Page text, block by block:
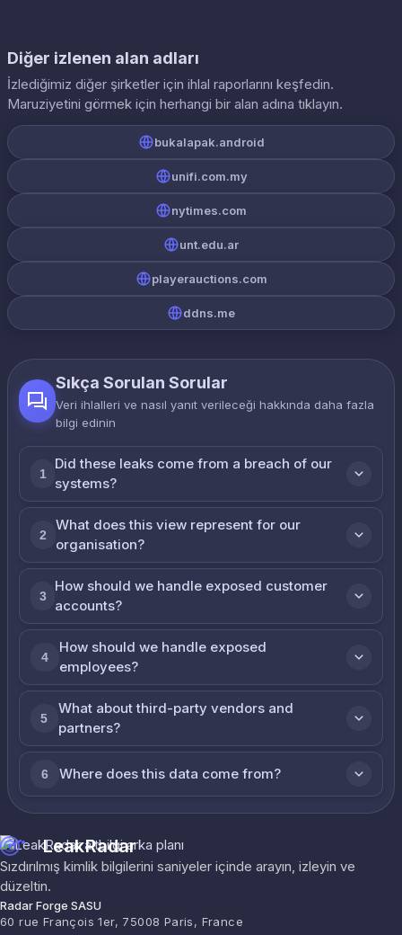
Diğer izlenen alan adları
İzlediğimiz diğer şirketler için ihlal raporlarını keşfedin.
Maruziyetini görmek için herhangi bir alan adına tıklayın.
bukalapak.android
unifi.com.my
nytimes.com
unt.edu.ar
playerauctions.com
ddns.me
Sıkça Sorulan Sorular
Veri ihlalleri ve nasıl yanıt verileceği hakkında daha fazla
bilgi edinin
1
Did these leaks come from a breach of our
systems?
2
What does this view represent for our
organisation?
3
How should we handle exposed customer
accounts?
4
How should we handle exposed
employees?
5
What about third-party vendors and
partners?
6 Where does this data come from?
LeakRadar
Sızdırılmış kimlik bilgilerini saniyeler içinde arayın, izleyin ve
düzeltin.
Radar Forge SASU
60 rue François 1er, 75008 Paris, France